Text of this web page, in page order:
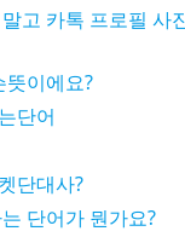
고 카톡 프로필 사
뜻이에요?
단어
단대사?
단어가 뭔가요?